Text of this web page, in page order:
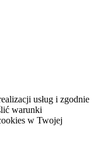
usług i zgodnie
warunki
w Twojej